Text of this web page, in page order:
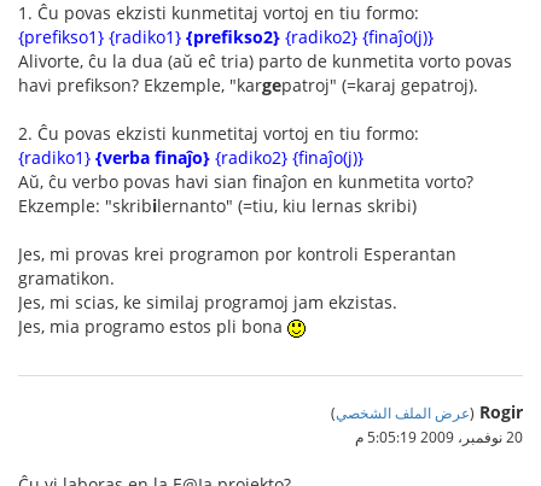
1. Ĉu povas ekzisti kunmetitaj vortoj en tiu formo:
{prefikso1} {radiko1} {prefikso2} {radiko2} {finaĵo(j)}
Alivorte, ĉu la dua (aŭ eĉ tria) parto de kunmetita vorto povas
havi prefikson? Ekzemple, "kargepatroj" (=karaj gepatroj).
2. Ĉu povas ekzisti kunmetitaj vortoj en tiu formo:
{radiko1} {verba finaĵo} {radiko2} {finaĵo(j)}
Aŭ, ĉu verbo povas havi sian finaĵon en kunmetita vorto?
Ekzemple: "skribilernanto" (=tiu, kiu lernas skribi)
Jes, mi provas krei programon por kontroli Esperantan
gramatikon.
Jes, mi scias, ke similaj programoj jam ekzistas.
Jes, mia programo estos pli bona
Rogir
(عرض الملف الشخصي)
20 نوفمبر، 2009 5:05:19 م